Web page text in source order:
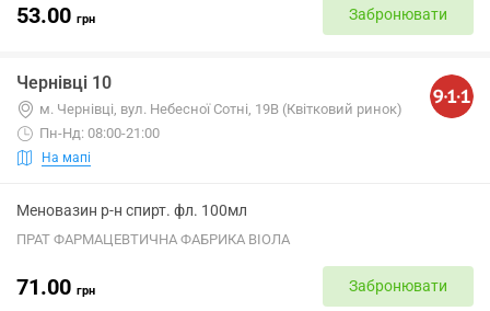
53.00 грн Забронювати
Чернівці 10
м. Чернівці, вул. Небесної Сотні, 19В (Квітковий ринок)
Пн-Нд: 08:00-21:00
На мапі
Меновазин р-н спирт. фл. 100мл
ПРАТ ФАРМАЦЕВТИЧНА ФАБРИКА ВІОЛА
71.00 грн Забронювати